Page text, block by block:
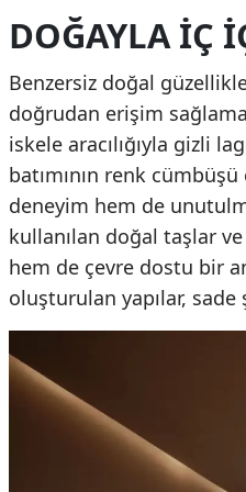
DOĞAYLA İÇ
Benzersiz doğal
doğrudan erişim
iskele aracılığıyla gizli
batımının renk
deneyim hem de
kullanılan doğal taşlar
hem de çevre dostu bir
oluşturulan yapılar, sade